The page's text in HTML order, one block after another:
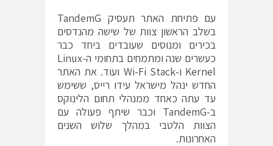
עם פתיחת האתר תעסיק TandemG
בשלב הראשון צוות של שישה מהנדסים
בכירים ומנוסים שעובדים ביחד כבר
כעשרים שנה ומתמחים בתחומי ה-Linux
Kernel ו-Wi-Fi Stack ועוד. את האתר
החדש ינהל מישראל עידו רייס, ששימש
עד עתה כאחד ממנהלי תחום הלינוקס
ב-TandemG וכבר שיתף פעולה עם
הצוות הלטבי במהלך שלוש השנים
האחרונות.